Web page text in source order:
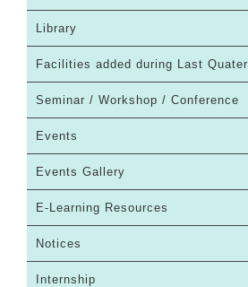
Library
Facilities added during Last Quater
Seminar / Workshop / Conference
Events
Events Gallery
E-Learning Resources
Notices
Internship